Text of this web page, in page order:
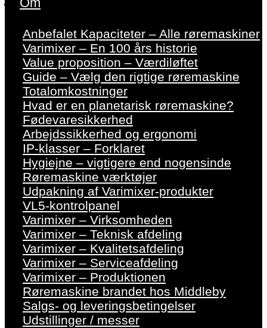
Anbefalet Kapaciteter – Alle røremaskiner
Varimixer – En 100 års historie
Value proposition – Værdiløftet
Guide – Vælg den rigtige røremaskine
Totalomkostninger
Hvad er en planetarisk røremaskine?
Fødevaresikkerhed
Arbejdssikkerhed og ergonomi
IP-klasser – Forklaret
Hygiejne – vigtigere end nogensinde
Røremaskine værktøjer
Udpakning af Varimixer-produkter
VL5-kontrolpanel
Varimixer – Virksomheden
Varimixer – Teknisk afdeling
Varimixer – Kvalitetsafdeling
Varimixer – Serviceafdeling
Varimixer – Produktionen
Røremaskine brandet hos Middleby
Salgs- og leveringsbetingelser
Udstillinger / messer